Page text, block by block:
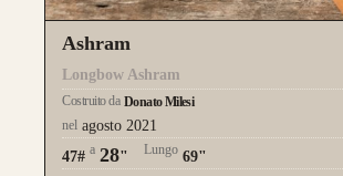
Ashram
Longbow Ashram
Costruito da Donato Milesi
nel agosto 2021
47# a 28" Lungo 69"